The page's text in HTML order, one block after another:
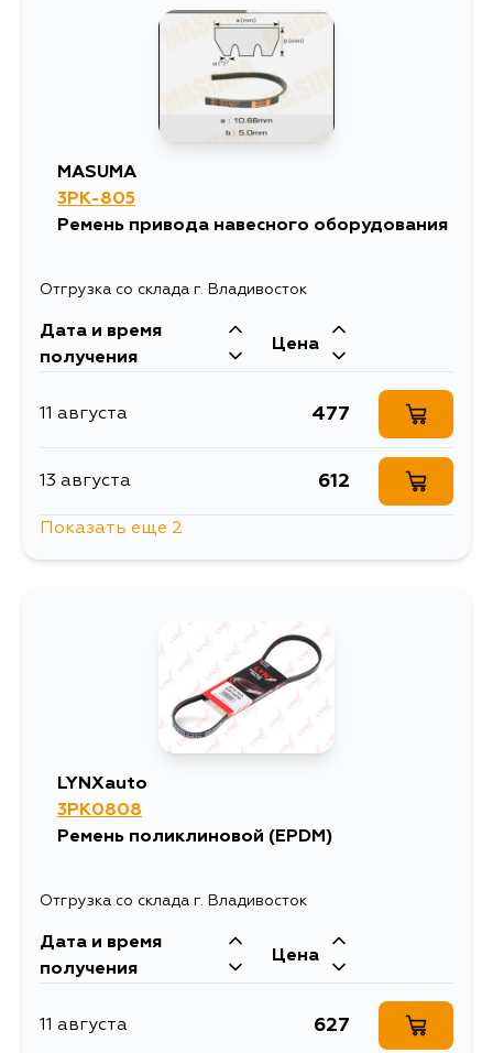
MASUMA
3PK-805
Ремень привода навесного оборудования
Отгрузка со склада г. Владивосток
Дата и время
получения
Цена
11 августа 477
13 августа 612
Показать еще 2
LYNXauto
3PK0808
Ремень поликлиновой (EPDM)
Отгрузка со склада г. Владивосток
Дата и время
получения
Цена
11 августа 627